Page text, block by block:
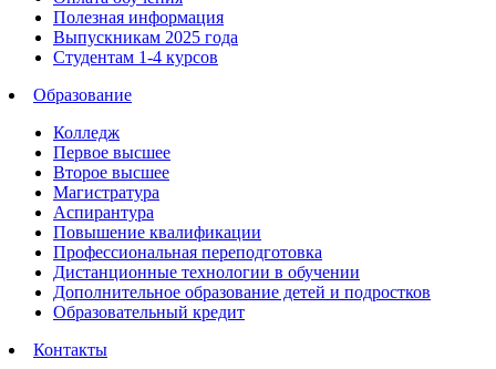
Полезная информация
Выпускникам 2025 года
Студентам 1-4 курсов
Образование
Колледж
Первое высшее
Второе высшее
Магистратура
Аспирантура
Повышение квалификации
Профессиональная переподготовка
Дистанционные технологии в обучении
Дополнительное образование детей и подростков
Образовательный кредит
Контакты